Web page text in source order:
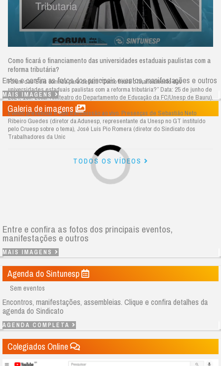
Como ficará o financiamento das universidades estaduais paulistas com a
reforma tributária?
Fórum das Seis convida para debate “Como ficará o financiamento das
universidades estaduais paulistas com a reforma tributária?” Data: 25 de junho de
2024, 10h. Local: Anfiteatro do Departamento de Educação da FC/Unesp de Bauru).
Evento presencial e com transmissão ao vivo. Presenças de Sebastião Neto
Ribeiro Guedes (diretor da Adunesp, representante da Unesp no GT instituído
pelo Cruesp sobre o tema), José Luís Pio Romera (diretor do Sindicato dos
Trabalhadores da Unic
TODOS OS VÍDEOS
Entre e confira as fotos dos principais eventos, manifestações e outros
MAIS IMAGENS
Galeria de imagens
Entre e confira as fotos dos principais eventos,
manifestações e outros
MAIS IMAGENS
Agenda do Sintunesp
Sem eventos
Encontros, manifestações, assembleias. Clique e confira detalhes da
agenda do Sindicato
AGENDA COMPLETA
Colegiados Online